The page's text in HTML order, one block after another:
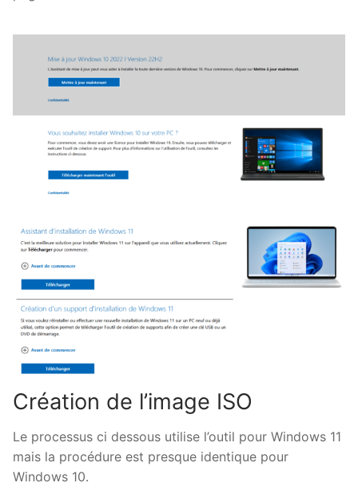
Création de l’image ISO
Le processus ci dessous utilise l’outil pour Windows 11
mais la procédure est presque identique pour
Windows 10.